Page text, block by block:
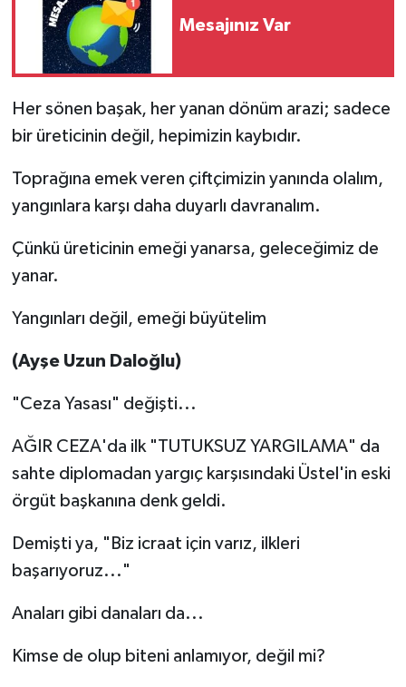
Mesajınız Var
Her sönen başak, her yanan dönüm arazi; sadece
bir üreticinin değil, hepimizin kaybıdır.
Toprağına emek veren çiftçimizin yanında olalım,
yangınlara karşı daha duyarlı davranalım.
Çünkü üreticinin emeği yanarsa, geleceğimiz de
yanar.
Yangınları değil, emeği büyütelim
(Ayşe Uzun Daloğlu)
"Ceza Yasası" değişti...
AĞIR CEZA'da ilk "TUTUKSUZ YARGILAMA" da
sahte diplomadan yargıç karşısındaki Üstel'in eski
örgüt başkanına denk geldi.
Demişti ya, "Biz icraat için varız, ilkleri
başarıyoruz..."
Anaları gibi danaları da...
Kimse de olup biteni anlamıyor, değil mi?